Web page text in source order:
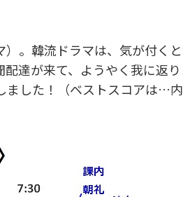
。韓流ドラマは、気が付く
達が来て、ようやく我に返
ました！（ベストスコアは…